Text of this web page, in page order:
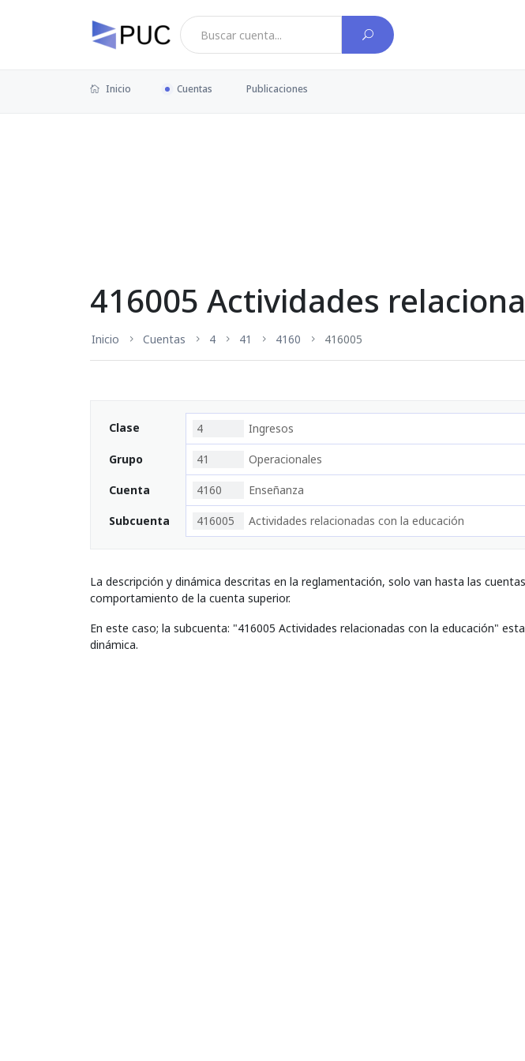
Inicio Cuentas Publicaciones
416005 Actividades
Inicio Cuentas 4 41 4160 416005
Clase 4 Ingresos
Grupo 41 Operacionales
Cuenta 4160 Enseñanza
Subcuenta 416005 Actividades relacionadas con la educación
La descripción y dinámica descritas en la reglamentación, solo van hasta las
comportamiento de la cuenta superior.
En este caso; la subcuenta: "416005 Actividades relacionadas con la educación"
dinámica.